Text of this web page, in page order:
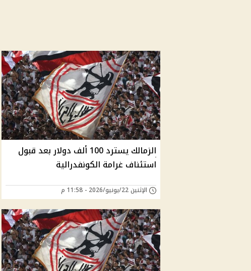
الزمالك يسترد 100 ألف دولار بعد قبول
استئناف غرامة الكونفدرالية
الإثنين 22/يونيو/2026 - 11:58 م